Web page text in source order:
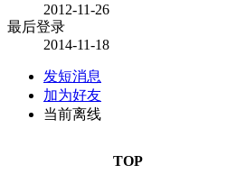
2012-11-26
最后登录
2014-11-18
发短消息
加为好友
当前离线
TOP